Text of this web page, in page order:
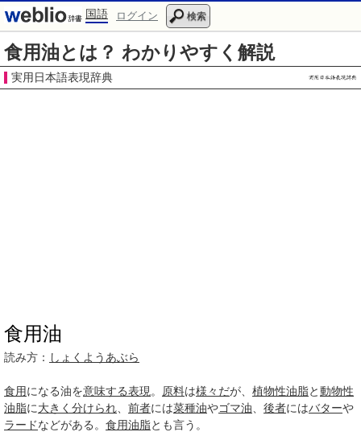
国語 ログイン 検索
食用油とは？ わかりやすく解説
実用日本語表現辞典
食用油
読み方： しょくようあぶら
食用になる油を意味する表現 。 原料は様々だが、 植物性油脂と動物性
油脂に大きく 分けられ 前者には菜種油やゴマ油 後者にはバターや
ラードなどがある。 食用油脂とも言う。